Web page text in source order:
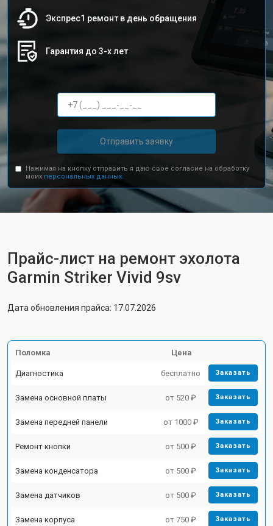
Экспрес1 ремонт в день обращения
Гарантия до 3-х лет
Отправить заявку
Нажимая на кнопку отправить я даю свое согласие на обработку
моих персональных данных.
Прайс-лист на ремонт эхолота
Garmin Striker Vivid 9sv
Дата обновления прайса: 17.07.2026
Поломка Цена
Диагностика бесплатно Заказать
Замена основной платы от 520 ₽ Заказать
Замена передней панели от 1000 ₽ Заказать
Ремонт кнопки от 500 ₽ Заказать
Замена конденсатора от 500 ₽ Заказать
Замена датчиков от 500 ₽ Заказать
Замена корпуса от 750 ₽ Заказать